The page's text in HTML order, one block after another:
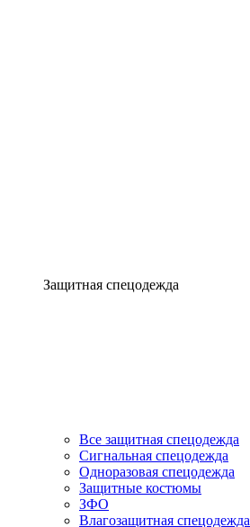
Защитная спецодежда
Все защитная спецодежда
Сигнальная спецодежда
Одноразовая спецодежда
Защитные костюмы
ЗФО
Влагозащитная спецодежда